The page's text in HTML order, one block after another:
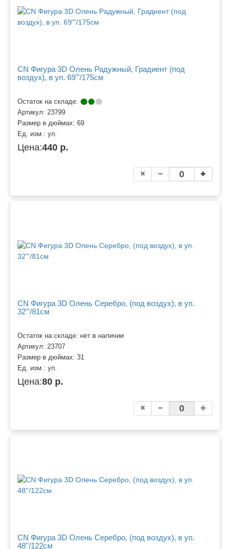
CN Фигура 3D Олень Радужный, Градиент (под
воздух), в уп. 69"'/175см
Остаток на складе:
Артикул: 23799
Размер в дюймах: 69
Ед. изм.: уп.
Цена:440 р.
CN Фигура 3D Олень Серебро, (под воздух), в уп.
32"'/81см
Остаток на складе: нет в наличии
Артикул: 23707
Размер в дюймах: 31
Ед. изм.: уп.
Цена:80 р.
CN Фигура 3D Олень Серебро, (под воздух), в уп.
48''/122см